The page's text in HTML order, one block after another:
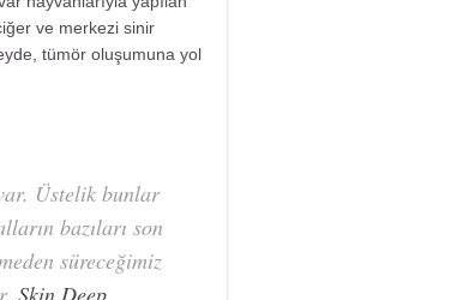
ve merkezi sinir
tümör oluşumuna yol
Üstelik bunlar
bazıları son
süreceğimiz
Skin Deep